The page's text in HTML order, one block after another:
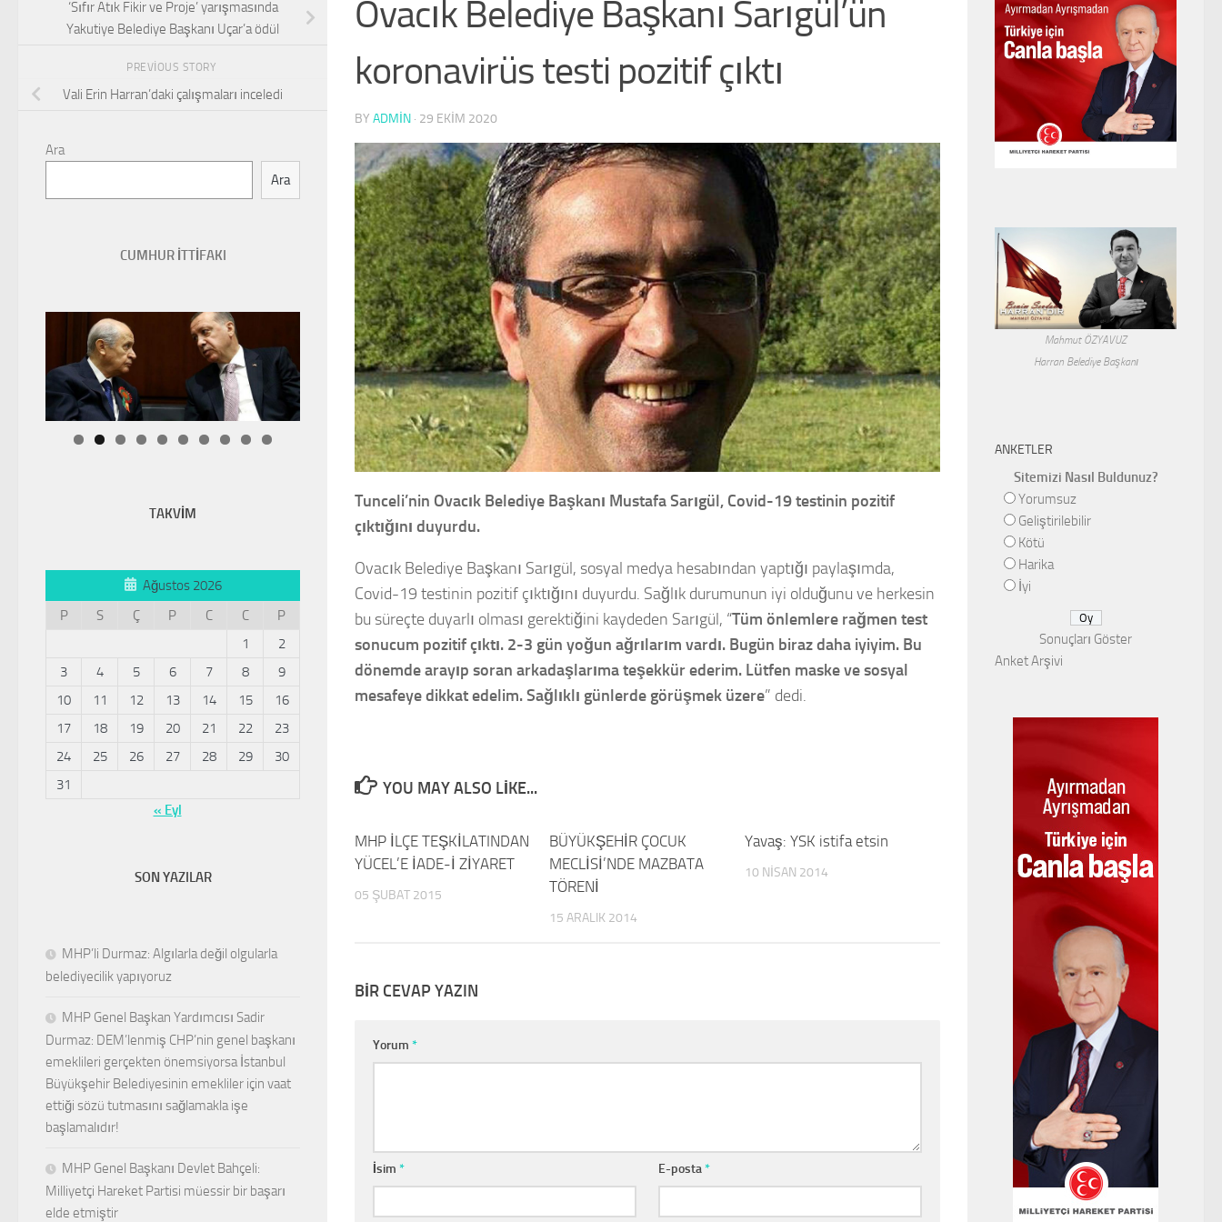
Ovacık Belediye Başkanı Sarıgül’ün
koronavirüs testi pozitif çıktı
BY ADMIN · 29 EKIM 2020
Tunceli’nin Ovacık Belediye Başkanı Mustafa Sarıgül, Covid-19 testinin pozitif
çıktığını duyurdu.
Ovacık Belediye Başkanı Sarıgül, sosyal medya hesabından yaptığı paylaşımda,
Covid-19 testinin pozitif çıktığını duyurdu. Sağlık durumunun iyi olduğunu ve herkesin
bu süreçte duyarlı olması gerektiğini kaydeden Sarıgül, “Tüm önlemlere rağmen test
sonucum pozitif çıktı. 2-3 gün yoğun ağrılarım vardı. Bugün biraz daha iyiyim. Bu
dönemde arayıp soran arkadaşlarıma teşekkür ederim. Lütfen maske ve sosyal
mesafeye dikkat edelim. Sağlıklı günlerde görüşmek üzere” dedi.
YOU MAY ALSO LIKE...
MHP İLÇE TEŞKİLATINDAN
YÜCEL’E İADE-İ ZİYARET
05 ŞUBAT 2015
BÜYÜKŞEHİR ÇOCUK
MECLİSİ’NDE MAZBATA
TÖRENİ
15 ARALIK 2014
Yavaş: YSK istifa etsin
10 NISAN 2014
BIR CEVAP YAZIN
Yorum *
İsim * E-posta*
‘Sıfır Atık Fikir ve Proje’ yarışmasında
Yakutiye Belediye Başkanı Uçar’a ödül
PREVIOUS STORY
Vali Erin Harran’daki çalışmaları inceledi
Ara
Ara
CUMHUR İTTİFAKI
TAKVİM
Ağustos 2026
P
S Ç P C C
P
1
2
3
4 5 6 7 8
9
10
11 12 13 14 15
16
17
18 19 20 21 22
23
24
25 26 27 28 29
30
31
« Eyl
SON YAZILAR
MHP’li Durmaz: Algılarla değil olgularla
belediyecilik yapıyoruz
MHP Genel Başkan Yardımcısı Sadir
Durmaz: DEM’lenmiş CHP’nin genel başkanı
emeklileri gerçekten önemsiyorsa İstanbul
Büyükşehir Belediyesinin emekliler için vaat
ettiği sözü tutmasını sağlamakla işe
başlamalıdır!
MHP Genel Başkanı Devlet Bahçeli:
Milliyetçi Hareket Partisi müessir bir başarı
elde etmiştir
Mahmut ÖZYAVUZ
Harran Belediye Başkanı
ANKETLER
Sitemizi Nasıl Buldunuz?
Yorumsuz
Geliştirilebilir
Kötü
Harika
İyi
Sonuçları Göster
Anket Arşivi